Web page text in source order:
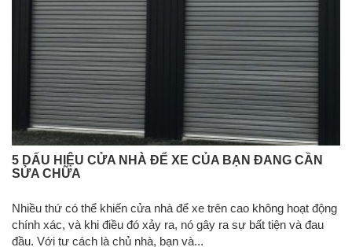
5 DẤU HIỆU CỬA NHÀ ĐỂ XE CỦA BẠN ĐANG CẦN
SỬA CHỮA
Nhiều thứ có thể khiến cửa nhà để xe trên cao không hoạt động
chính xác, và khi điều đó xảy ra, nó gây ra sự bất tiện và đau
đầu. Với tư cách là chủ nhà, bạn và...